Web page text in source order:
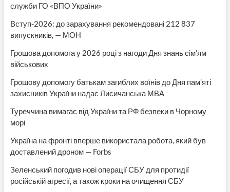
служби ГО «ВПО України»
Вступ-2026: до зарахування рекомендовані 212 837
випускників, — МОН
Грошова допомога у 2026 році з нагоди Дня знань сім’ям
військових
Грошову допомогу батькам загиблих воїнів до Дня пам’яті
захисників України надає Лисичанська МВА
Туреччина вимагає від України та РФ безпеки в Чорному
морі
Україна на фронті вперше використала робота, який був
доставлений дроном — Forbs
Зеленський погодив нові операції СБУ для протидії
російській агресії, а також кроки на очищення СБУ